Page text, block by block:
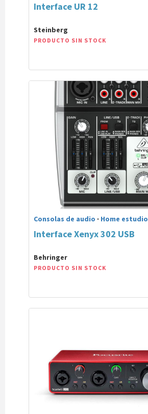
Interface UR 12
Steinberg
PRODUCTO SIN STOCK
Consolas de audio · Home estudio
Interface Xenyx 302 USB
Behringer
PRODUCTO SIN STOCK